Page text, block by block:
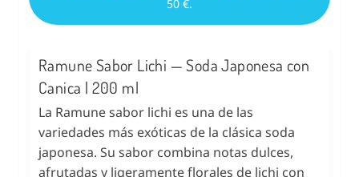
50 €.
Ramune Sabor Lichi — Soda Japonesa con
Canica | 200 ml
La Ramune sabor lichi es una de las
variedades más exóticas de la clásica soda
japonesa. Su sabor combina notas dulces,
afrutadas y ligeramente florales de lichi con